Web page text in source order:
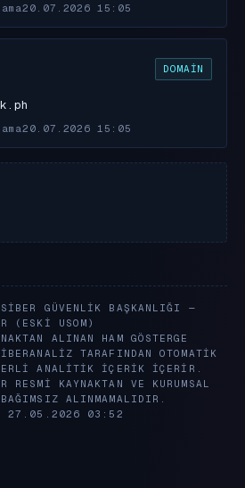
20.07.2026 15:05
DOMAIN
20.07.2026 15:05
GÜVENLIK BAŞKANLIĞI —
(ESKI USOM)
ALINAN HAM GÖSTERGE
TARAFINDAN OTOMATIK
ANALITIK IÇERIK IÇERIR.
RESMI KAYNAKTAN VE KURUMSAL
ALINMAMALIDIR.
27.05.2026 03:52